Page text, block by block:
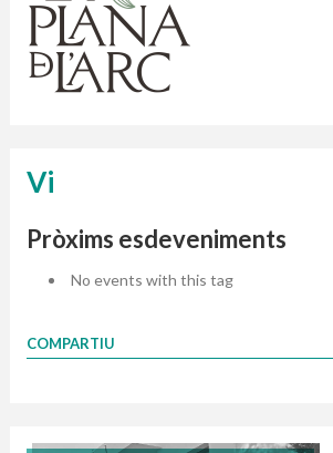
Vi
Pròxims esdeveniments
No events with this tag
COMPARTIU